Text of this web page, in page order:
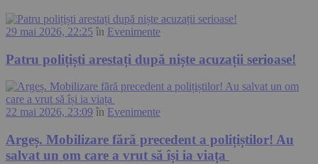
29 mai 2026, 22:25 în Evenimente
Patru polițiști arestați după niște acuzații serioase!
22 mai 2026, 23:09 în Evenimente
Argeș. Mobilizare fără precedent a polițiștilor! Au
salvat un om care a vrut să își ia viața